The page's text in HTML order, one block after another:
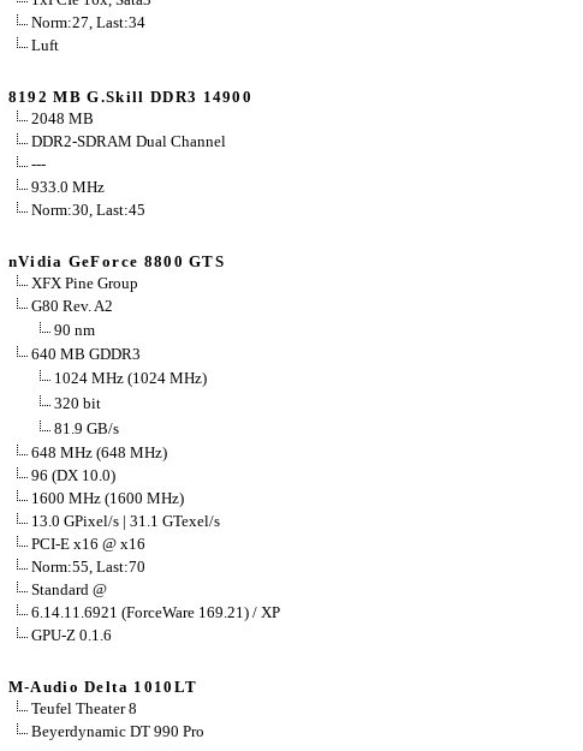
Norm:27, Last:34
Luft
8192 MB G.Skill DDR3 14900
2048 MB
DDR2-SDRAM Dual Channel
---
933.0 MHz
Norm:30, Last:45
nVidia GeForce 8800 GTS
XFX Pine Group
G80 Rev. A2
90 nm
640 MB GDDR3
1024 MHz (1024 MHz)
320 bit
81.9 GB/s
648 MHz (648 MHz)
96 (DX 10.0)
1600 MHz (1600 MHz)
13.0 GPixel/s | 31.1 GTexel/s
PCI-E x16 @ x16
Norm:55, Last:70
Standard @
6.14.11.6921 (ForceWare 169.21) / XP
GPU-Z 0.1.6
M-Audio Delta 1010LT
Teufel Theater 8
Beyerdynamic DT 990 Pro